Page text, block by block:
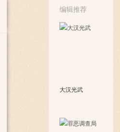
编辑推荐
大汉光武